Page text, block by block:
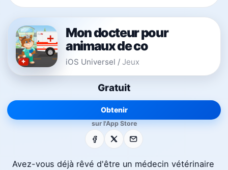
Mon docteur pour
animaux de co
iOS Universel / Jeux
Gratuit
Obtenir
sur l'App Store
Facebook E-mail
Avez-vous déjà rêvé d'être un médecin vétérinaire